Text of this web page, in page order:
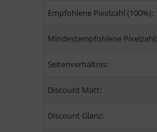
Empfohlene Pixelzahl (100%):
Mindestempfohlene Pixelzahl:
Seitenverhältnis:
Discount Matt:
Discount Glanz: